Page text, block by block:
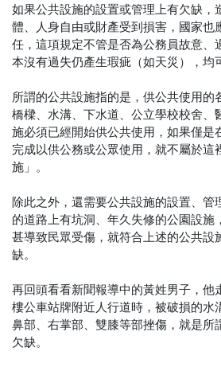
如果公共設施的設置或管理上有欠缺，
體、人身自由或財產受到損害，國家也
任，這項規定不管是否為公務員故意、
本沒有過失仍產生瑕疵（如天災），均
所謂的公共設施指的是，供公共使用的
橋樑、水溝、下水道、公立學校校舍、
施必須已經開始供公共使用，如果僅是
完成以供公務或公眾使用，就不屬於這
施」。
除此之外，還需要公共設施的設置、管
的道路上有坑洞、年久失修的公園設施
甚導致民眾受傷，就符合上述的公共設
缺。
再回頭看看新聞報導中的黃姓男子，他
樓公車站牌附近人行道時，被破損的水
鼻部、右掌部、雙膝等部挫傷，就是所
欠缺。